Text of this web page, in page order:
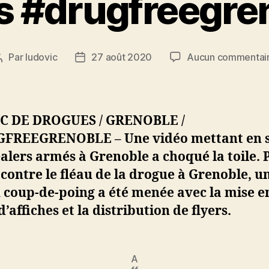
Par ludovic
Date27 août 2020 Aucun
DE DROGUES / GRENOBLE /
– Une vidéo mettant en
armés à Grenoble a choqué la toile.
le fléau de la drogue à Grenoble,
de-poing a été menée avec la mise
et la distribution de flyers.
A